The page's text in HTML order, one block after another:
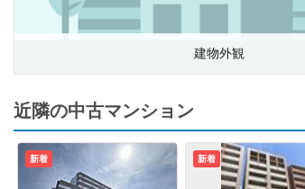
建物外観
近隣の中古マンション
新着 新着